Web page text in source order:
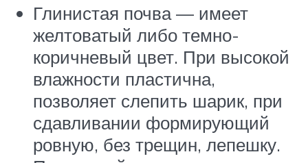
Глинистая почва — имеет
желтоватый либо темно-
коричневый цвет. При высокой
влажности пластична,
позволяет слепить шарик, при
сдавливании формирующий
ровную, без трещин, лепешку.